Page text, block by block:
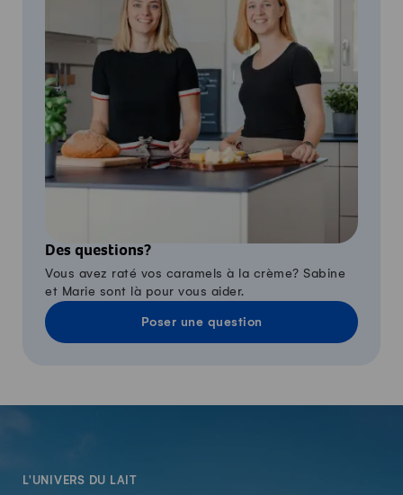
Des questions?
Vous avez raté vos caramels à la crème? Sabine
et Marie sont là pour vous aider.
Poser une question
L'UNIVERS DU LAIT